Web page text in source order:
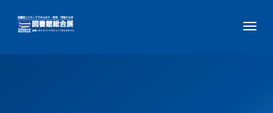
ー
用
メ